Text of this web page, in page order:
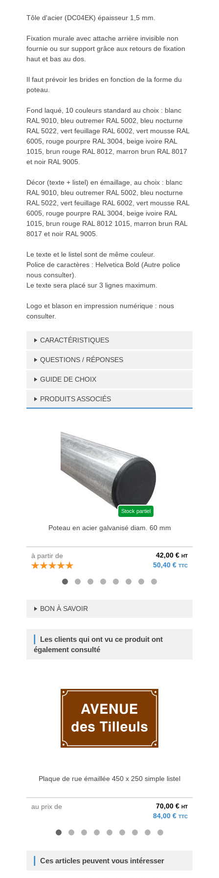
Tôle d'acier (DC04EK) épaisseur 1,5 mm.
Fixation murale avec attache arrière invisible non
fournie ou sur support grâce aux retours de fixation
haut et bas au dos.
Il faut prévoir les brides en fonction de la forme du
poteau.
Fond laqué, 10 couleurs standard au choix : blanc
RAL 9010, bleu outremer RAL 5002, bleu nocturne
RAL 5022, vert feuillage RAL 6002, vert mousse RAL
6005, rouge pourpre RAL 3004, beige ivoire RAL
1015, brun rouge RAL 8012, marron brun RAL 8017
et noir RAL 9005.
Décor (texte + listel) en émaillage, au choix : blanc
RAL 9010, bleu outremer RAL 5002, bleu nocturne
RAL 5022, vert feuillage RAL 6002, vert mousse RAL
6005, rouge pourpre RAL 3004, beige ivoire RAL
1015, brun rouge RAL 8012 1015, marron brun RAL
8017 et noir RAL 9005.
Le texte et le listel sont de même couleur.
Police de caractères : Helvetica Bold (Autre police
nous consulter).
Le texte sera placé sur 3 lignes maximum.
Logo et blason en impression numérique : nous
consulter.
CARACTÉRISTIQUES
QUESTIONS / RÉPONSES
GUIDE DE CHOIX
PRODUITS ASSOCIÉS
Stock partiel
Poteau en acier galvanisé diam. 60 mm
à partir de 42,00 € HT
50,40 € TTC
BON À SAVOIR
Les clients qui ont vu ce produit ont
également consulté
Plaque de rue émaillée 450 x 250 simple listel
au prix de 70,00 € HT
84,00 € TTC
Ces articles peuvent vous intéresser